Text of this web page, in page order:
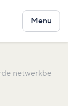
Menu